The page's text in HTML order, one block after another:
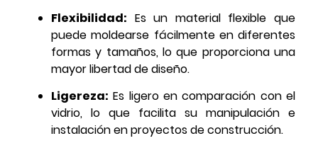
Flexibilidad: Es un material flexible que
puede moldearse fácilmente en diferentes
formas y tamaños, lo que proporciona una
mayor libertad de diseño.
Ligereza: Es ligero en comparación con el
vidrio, lo que facilita su manipulación e
instalación en proyectos de construcción.